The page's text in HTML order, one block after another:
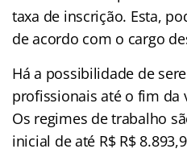
taxa de inscrição. Esta,
de acordo com o cargo
Há a possibilidade de
profissionais até o fim da
Os regimes de trabalho
inicial de até R$ R$